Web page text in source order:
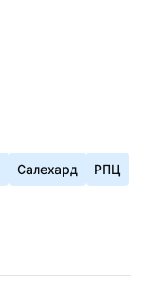
Салехард РПЦ